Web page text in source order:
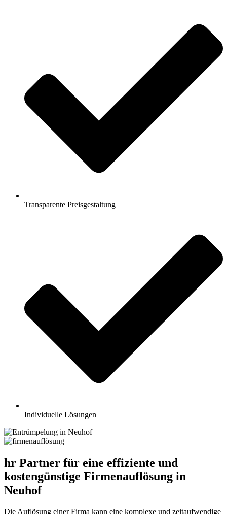
Transparente Preisgestaltung
Individuelle Lösungen
hr Partner für eine effiziente und
kostengünstige Firmenauflösung in
Neuhof
Die Auflösung einer Firma kann eine komplexe und zeitaufwendige